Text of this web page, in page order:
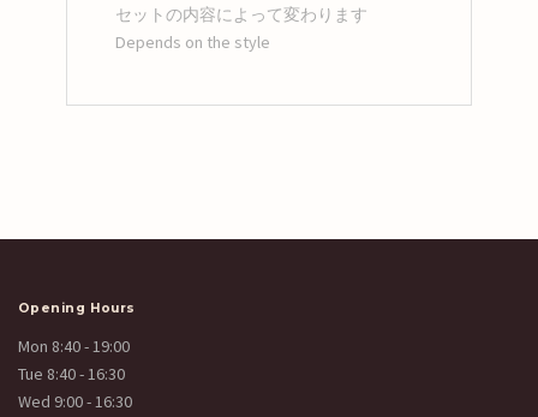
セットの内容によって変わります
Depends on the style
Opening Hours
Mon 8:40 - 19:00
Tue 8:40 - 16:30
Wed 9:00 - 16:30